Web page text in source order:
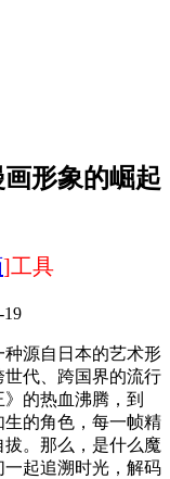
形象的崛起
]工具
19
源自日本的艺术形
代、跨国界的流行
的热血沸腾，到
生的角色，每一帧精
。那么，是什么魔
起追溯时光，解码